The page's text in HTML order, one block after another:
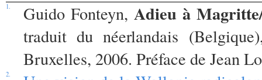
1. Guido Fonteyn, Adieu à
traduit du néerlandais
Bruxelles, 2006. Préface de Jean
2.